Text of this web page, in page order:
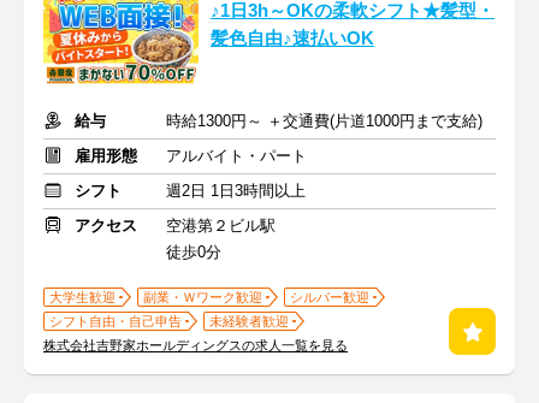
♪1日3h～OKの柔軟シフト★髪型・
髪色自由♪速払いOK
給与
時給1300円～ ＋交通費(片道1000円まで支給)
雇用形態
アルバイト・パート
シフト
週2日 1日3時間以上
アクセス
空港第２ビル駅
徒歩0分
大学生歓迎 副業・Ｗワーク歓迎
シルバー歓迎
シフト自由・自己申告
未経験者歓迎
株式会社吉野家ホールディングスの求人一覧を見る